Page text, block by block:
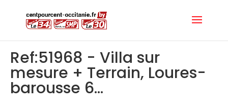
Ref:51968 - Villa sur
mesure + Terrain, Loures-
barousse 6...